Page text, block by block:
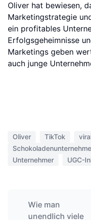
Oliver hat bewiesen,
Marketingstrategie
ein profitables
Erfolgsgeheimnisse
Marketings geben
auch junge
Oliver TikTok
Unternehmer
UGC-
Wie man
unendlich viele